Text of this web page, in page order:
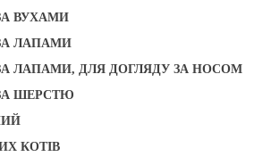
ВУХАМИ
ЛАПАМИ
ЛАПАМИ, ДЛЯ ДОГЛЯДУ ЗА НОСОМ
ШЕРСТЮ
КОТІВ